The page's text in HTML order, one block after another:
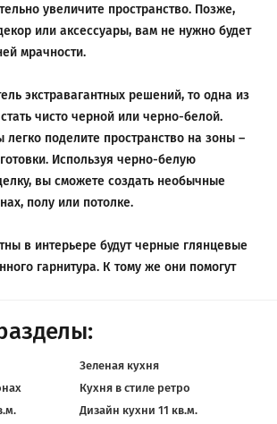
увеличите пространство. Позже,
или аксессуары, вам не нужно будет
мрачности.
экстравагантных решений, то одна из
чисто черной или черно-белой.
легко поделите пространство на зоны –
Используя черно-белую
вы сможете создать необычные
полу или потолке.
в интерьере будут черные глянцевые
гарнитура. К тому же они помогут
Зеленая кухня
Кухня в стиле ретро
Дизайн кухни 11 кв.м.